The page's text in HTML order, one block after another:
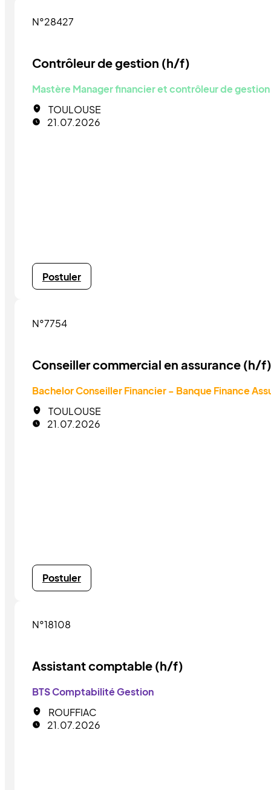
N°28427
Contrôleur de gestion (h/f)
Mastère Manager financier et contrôleur de gestion
TOULOUSE
21.07.2026
Postuler
N°7754
Conseiller commercial en assurance (h/f)
Bachelor Conseiller Financier - Banque Finance
TOULOUSE
21.07.2026
Postuler
N°18108
Assistant comptable (h/f)
BTS Comptabilité Gestion
ROUFFIAC
21.07.2026